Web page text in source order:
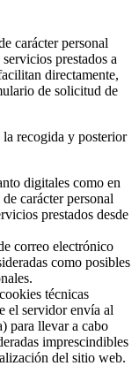
carácter personal
prestados a
directamente,
de solicitud de
recogida y posterior
digitales como en
carácter personal
prestados desde
correo electrónico
como posibles
técnicas
el servidor envía al
para llevar a cabo
imprescindibles
del sitio web.